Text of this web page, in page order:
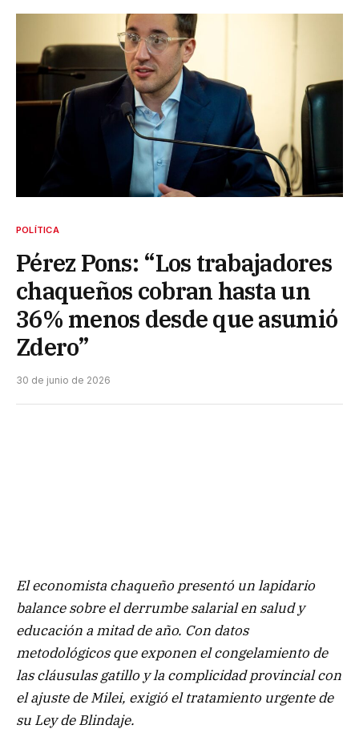
POLÍTICA
Pérez Pons: “Los trabajadores
chaqueños cobran hasta un
36% menos desde que asumió
Zdero”
30 de junio de 2026
El economista chaqueño presentó un lapidario
balance sobre el derrumbe salarial en salud y
educación a mitad de año. Con datos
metodológicos que exponen el congelamiento de
las cláusulas gatillo y la complicidad provincial con
el ajuste de Milei, exigió el tratamiento urgente de
su Ley de Blindaje.